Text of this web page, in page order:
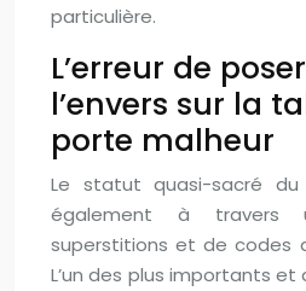
particulière.
L’erreur de
l’envers sur la
porte malheur
Le statut quasi-sacré
également à travers
superstitions et de codes
L’un des plus importants